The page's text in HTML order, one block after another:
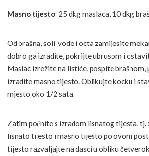
Masno tijesto: 25 dkg maslaca, 10 dkg
Od brašna, soli, vode i octa zamijesite
dobro ga izradite, pokrijte ubrusom i
Maslac izrežite na listiće, pospite brašnom,
izradite masno tijesto. Oblikujte kocku i
mjesto oko 1/2 sata.
Zatim počnite s izradom lisnatog tijesta, tj.
lisnato tijesto i masno tijesto po ovom
tijesto razvaljajte na dasci u obliku